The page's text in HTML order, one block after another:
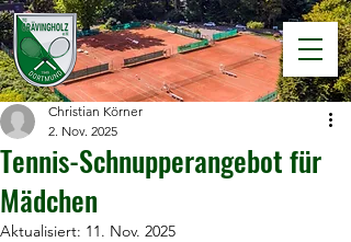
Tennis-Schnupperangebot für
Mädchen
Christian Körner
2. Nov. 2025
Aktualisiert: 11. Nov. 2025